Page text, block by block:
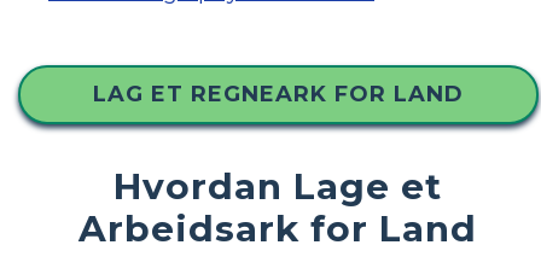
LAG ET REGNEARK FOR LAND
Hvordan Lage et
Arbeidsark for Land